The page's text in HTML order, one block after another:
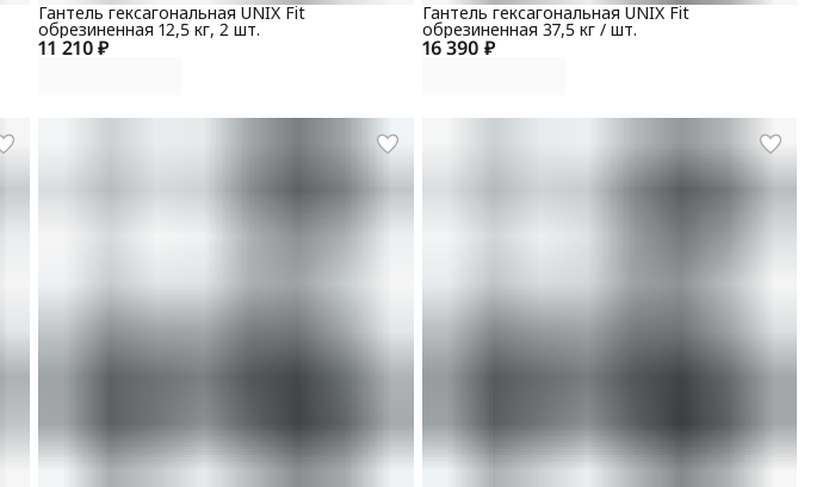
11 210 ₽
Гантель гексагональная UNIX Fit
обрезиненная 12,5 кг, 2 шт.
16 390 ₽
Гантель гексагональная UNIX Fit
обрезиненная 37,5 кг / шт.